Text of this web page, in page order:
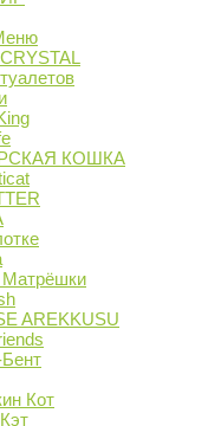
КОШКА
AREKKUSU
Кот